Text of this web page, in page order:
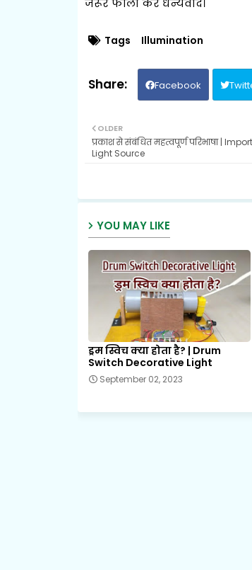
जरूर फॉलो करे धन्यवाद।
Tags Illumination
Facebook
OLDER
प्रकाश से संबंधित महत्वपूर्ण परिभाषा |
Light Source
YOU MAY LIKE
ड्रम स्विच क्या होता है? | Drum
Switch Decorative Light
September 02, 2023